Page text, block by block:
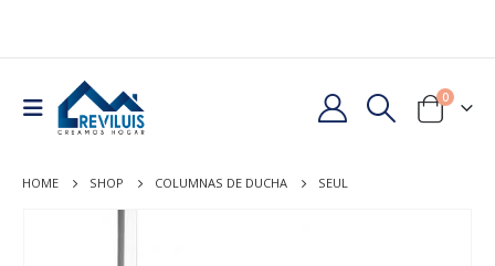
0
HOME SHOP COLUMNAS DE DUCHA SEUL